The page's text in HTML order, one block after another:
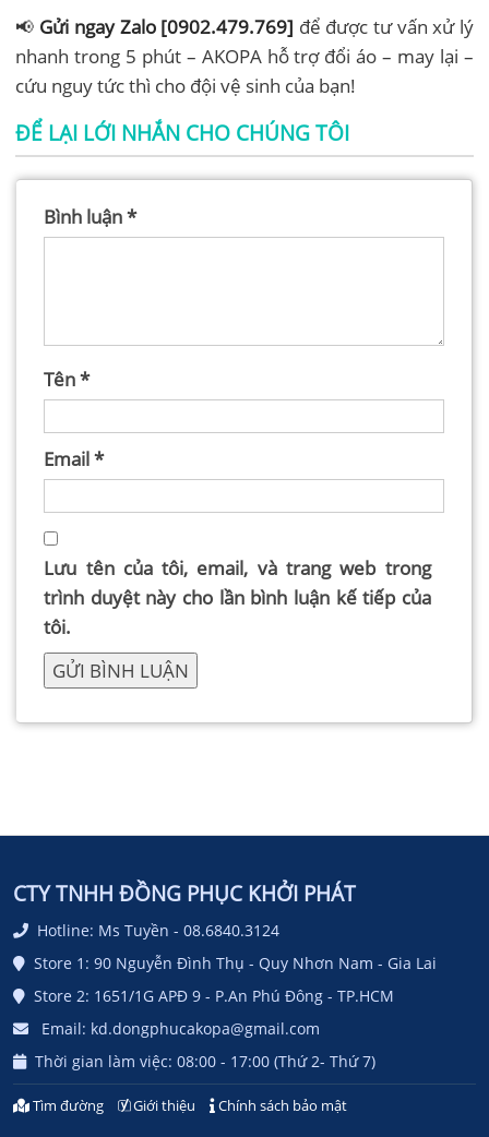
📢 Gửi ngay Zalo [0902.479.769] để được tư vấn xử lý
nhanh trong 5 phút – AKOPA hỗ trợ đổi áo – may lại –
cứu nguy tức thì cho đội vệ sinh của bạn!
ĐỂ LẠI LỚI NHẮN CHO CHÚNG TÔI
Bình luận*
Tên*
Email*
Lưu tên của tôi, email, và trang web trong
trình duyệt này cho lần bình luận kế tiếp của
tôi.
CTY TNHH ĐỒNG PHỤC KHỞI PHÁT
Hotline: Ms Tuyền - 08.6840.3124
Store 1: 90 Nguyễn Đình Thụ - Quy Nhơn Nam - Gia Lai
Store 2: 1651/1G APĐ 9 - P.An Phú Đông - TP.HCM
Email: kd.dongphucakopa@gmail.com
Thời gian làm việc: 08:00 - 17:00 (Thứ 2- Thứ 7)
Tìm đường Giới thiệu Chính sách bảo mật